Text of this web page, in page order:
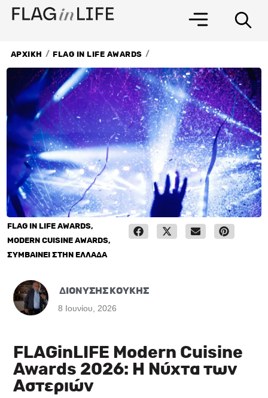
Μετάβαση
στο
ΑΡΧΙΚΗ / FLAG IN LIFE AWARDS /
FLAG IN LIFE AWARDS,
MODERN CUISINE AWARDS,
ΣΥΜΒΑΙΝΕΙ ΣΤΗΝ ΕΛΛΑΔΑ
ΔΙΟΝΥΣΗΣ ΚΟΥΚΗΣ
8 Ιουνίου, 2026
FLAGinLIFE Modern Cuisine
Awards 2026: H Νύχτα των
Αστεριών